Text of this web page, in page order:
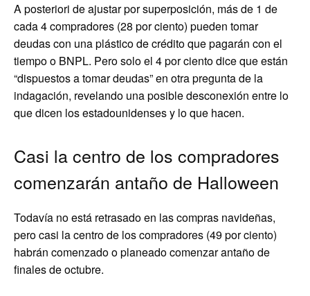
A posteriori de ajustar por superposición, más de 1 de
cada 4 compradores (28 por ciento) pueden tomar
deudas con una plástico de crédito que pagarán con el
tiempo o BNPL. Pero solo el 4 por ciento dice que están
“dispuestos a tomar deudas” en otra pregunta de la
indagación, revelando una posible desconexión entre lo
que dicen los estadounidenses y lo que hacen.
Casi la centro de los compradores
comenzarán antaño de Halloween
Todavía no está retrasado en las compras navideñas,
pero casi la centro de los compradores (49 por ciento)
habrán comenzado o planeado comenzar antaño de
finales de octubre.